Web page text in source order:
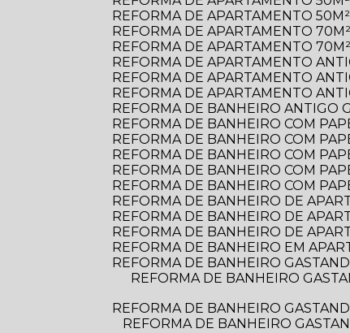
REFORMA DE APARTAMENTO
REFORMA DE APARTAMENTO
REFORMA DE APARTAMENTO
REFORMA DE APARTAMENTO
REFORMA DE APARTAMENTO
REFORMA DE APARTAMENTO
REFORMA DE BANHEIRO ANTIGO
REFORMA DE BANHEIRO COM
REFORMA DE BANHEIRO COM
REFORMA DE BANHEIRO COM
REFORMA DE BANHEIRO COM
REFORMA DE BANHEIRO COM
REFORMA DE BANHEIRO DE
REFORMA DE BANHEIRO DE
REFORMA DE BANHEIRO DE
REFORMA DE BANHEIRO EM
REFORMA DE BANHEIRO
REFORMA DE BANHEIRO GASTANDO POUCO: DICAS PRÁTICAS PARA TRANSFORMAR O ESPAÇO SEM ESTOURAR O
REFORMA DE BANHEIRO
REFORMA DE BANHEIRO GASTANDO POUCO: DICAS PRÁTICAS PARA TRANSFORMAR SEU ESPAÇO SEM ESTOURAR O